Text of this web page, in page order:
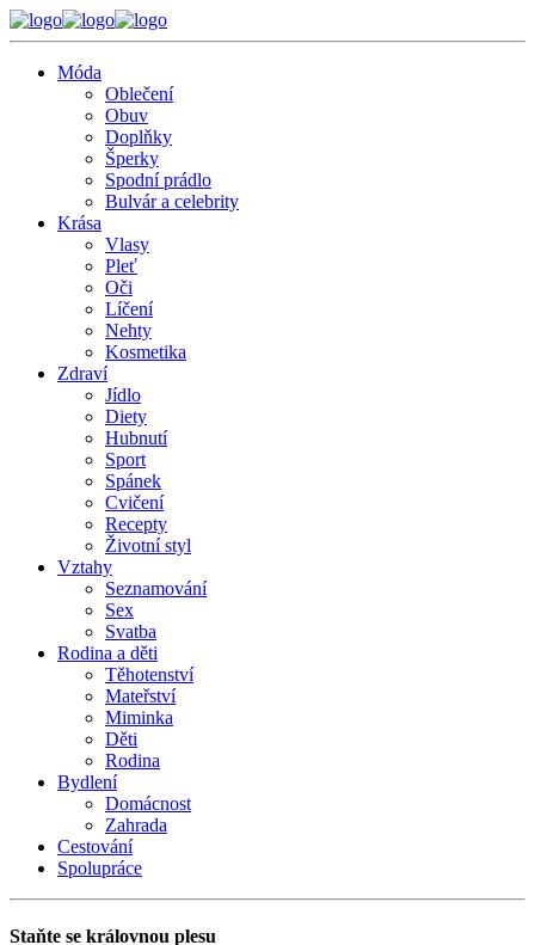
Móda
Oblečení
Obuv
Doplňky
Šperky
Spodní prádlo
Bulvár a celebrity
Krása
Vlasy
Pleť
Oči
Líčení
Nehty
Kosmetika
Zdraví
Jídlo
Diety
Hubnutí
Sport
Spánek
Cvičení
Recepty
Životní styl
Vztahy
Seznamování
Sex
Svatba
Rodina a děti
Těhotenství
Mateřství
Miminka
Děti
Rodina
Bydlení
Domácnost
Zahrada
Cestování
Spolupráce
Staňte se královnou plesu